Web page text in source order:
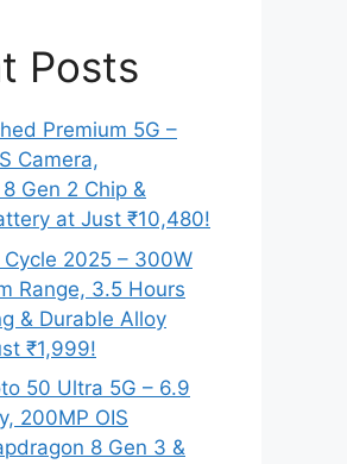
Posts
Premium 5G –
Camera,
Gen 2 Chip &
at Just ₹10,480!
2025 – 300W
Range, 3.5 Hours
& Durable Alloy
₹1,999!
50 Ultra 5G – 6.9
200MP OIS
8 Gen 3 &